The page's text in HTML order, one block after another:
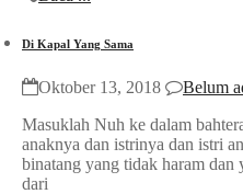
Di Kapal Yang Sama
Oktober 13, 2018 Belum
Masuklah Nuh ke dalam
anaknya dan istrinya dan istri
binatang yang tidak haram dan
dari